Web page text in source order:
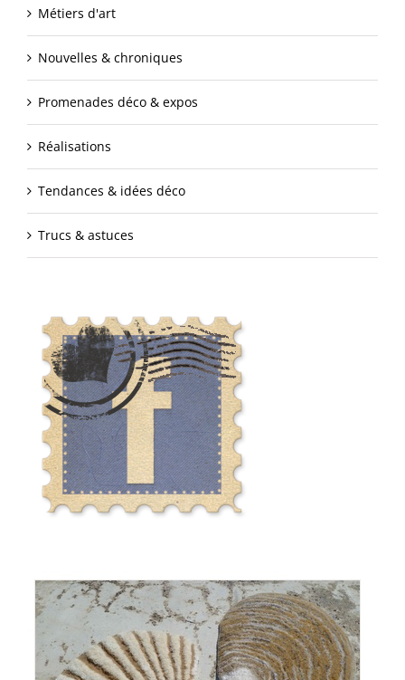
Métiers d'art
Nouvelles & chroniques
Promenades déco & expos
Réalisations
Tendances & idées déco
Trucs & astuces